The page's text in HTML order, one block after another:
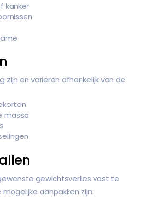
kanker
en variëren afhankelijk van de
massa
gewichtsverlies vast te
aanpakken zijn: